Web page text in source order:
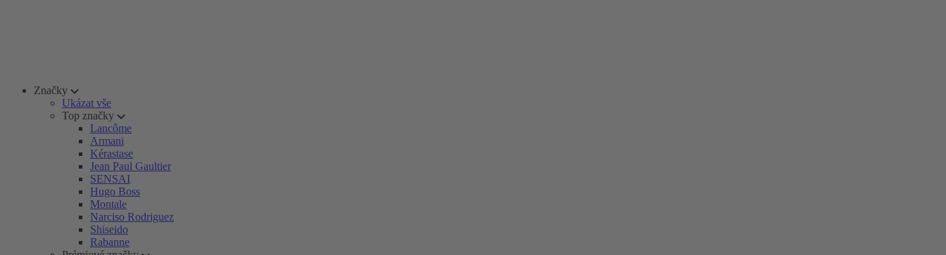
Značky
Ukázat vše
Top značky
Lancôme
Armani
Kérastase
Jean Paul Gaultier
SENSAI
Hugo Boss
Montale
Narciso Rodriguez
Shiseido
Rabanne